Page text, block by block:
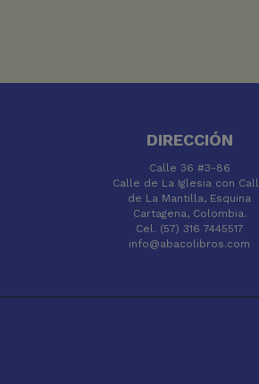
DIRECCIÓN
Calle 36 #3-86
Calle de La Iglesia con
de La Mantilla, Esquina
Cartagena, Colombia.
Cel. (57) 316 7445517
info@abacolibros.com